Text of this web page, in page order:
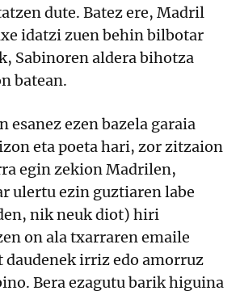
dute. Batez ere, Madril
idatzi zuen behin bilbotar
Sabinoren aldera bihotza
batean.
esanez ezen bazela garaia
eta poeta hari, zor zitzaion
egin zekion Madrilen,
ulertu ezin guztiaren labe
nik neuk diot) hiri
on ala txarraren emaile
daudenek irriz edo amorruz
Bera ezagutu barik higuina